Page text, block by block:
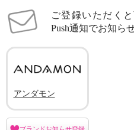
ご登録いただく
Push通知でお知ら
アンダモン